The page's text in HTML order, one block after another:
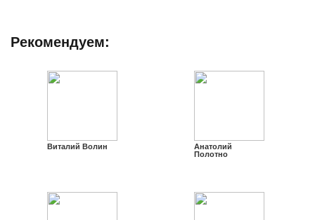
Рекомендуем:
Виталий Волин
Анатолий
Полотно